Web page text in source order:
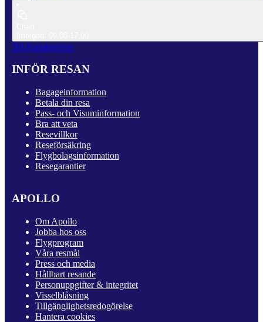
Till Kundservice
INFÖR RESAN
Bagageinformation
Betala din resa
Pass- och Visuminformation
Bra att veta
Resevillkor
Reseförsäkring
Flygbolagsinformation
Resegarantier
APOLLO
Om Apollo
Jobba hos oss
Flygprogram
Våra resmål
Press och media
Hållbart resande
Personuppgifter & integritet
Visselblåsning
Tillgänglighetsredogörelse
Hantera cookies